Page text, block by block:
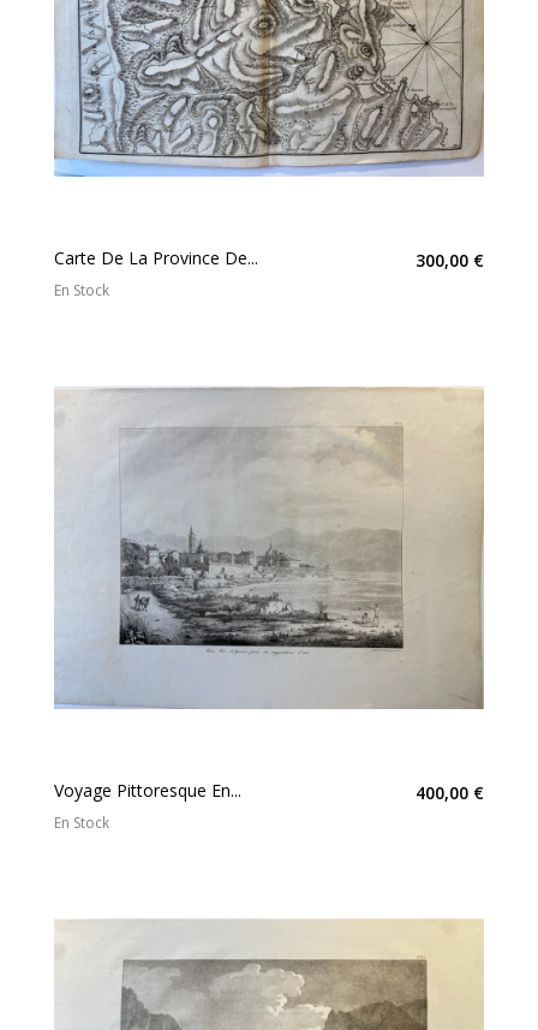
Carte De La Province De... 300,00 €
En Stock
Voyage Pittoresque En... 400,00 €
En Stock